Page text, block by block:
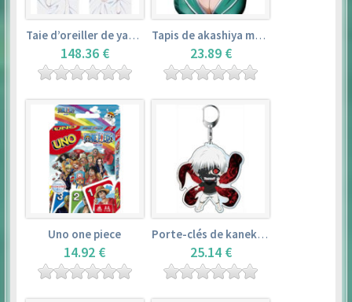
Taie d’oreiller de yamada elf – eromanga sensei
148.36 €
Tapis de akashiya moka – rosario + vampire
23.89 €
Uno one piece
14.92 €
Porte-clés de kaneki ken – tokyo ghoul
25.14 €